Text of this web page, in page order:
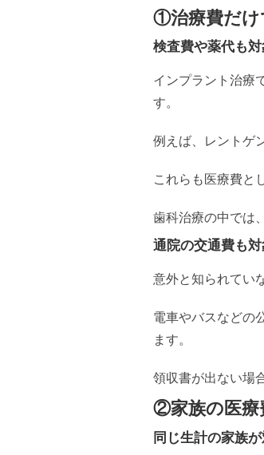
①治療費だけ
検査費や薬代も
インプラント治療
す。
例えば、レントゲ
これらも医療費と
歯科治療の中では
通院の交通費も
意外と知られてい
電車やバスなどの
ます。
領収書が出ない場
②家族の医療
同じ生計の家族が